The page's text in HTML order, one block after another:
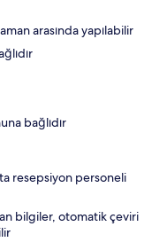
arasında yapılabilir
bağlıdır
resepsiyon personeli
bilgiler, otomatik çeviri